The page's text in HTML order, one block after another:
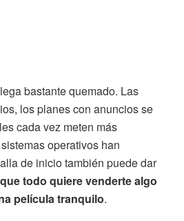
bastante quemado. Las
los planes con anuncios se
cada vez meten más
operativos han
de inicio también puede dar
todo quiere venderte algo
película tranquilo.